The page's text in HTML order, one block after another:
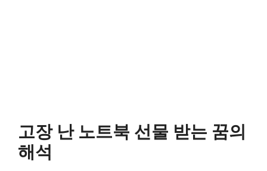
고장 난 노트북 선물 받는 꿈의
해석